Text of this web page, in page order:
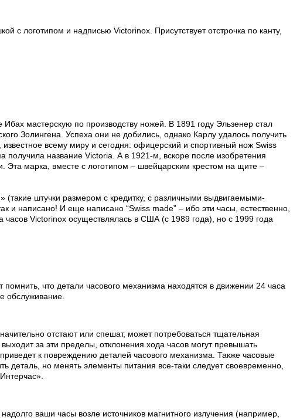
с логотипом и надписью Victorinox. Присутствует отстрочка по канту,
мастерскую по производству ножей. В 1891 году Эльзенер стал
Золингена. Успеха они не добились, однако Карлу удалось получить
всему миру и сегодня: офицерский и спортивный нож Swiss
название Victoria. А в 1921-м, вскоре после изобретения
марка, вместе с логотипом – швейцарским крестом на щите –
штучки размером с кредитку, с различными выдвигаемыми-
И еще написано “Swiss made” – ибо эти часы, естественно,
Victorinox осуществлялась в США (с 1989 года), но с 1999 года
что детали часового механизма находятся в движении 24 часа
обслуживание.
отстают или спешат, может потребоваться тщательная
за эти пределы, отклонения хода часов могут превышать
к повреждению деталей часового механизма. Также часовые
деталь, но менять элементы питания все-таки следует своевременно,
ваши часы возле источников магнитного излучения (например,